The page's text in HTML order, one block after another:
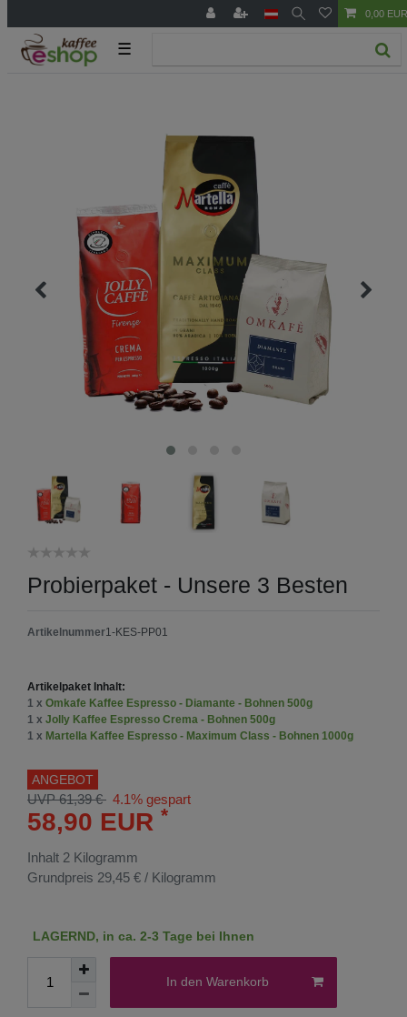
0,00 EUR
☰
Probierpaket - Unsere 3 Besten
Artikelnummer1-KES-PP01
Artikelpaket Inhalt:
1 x Omkafe Kaffee Espresso - Diamante - Bohnen 500g
1 x Jolly Kaffee Espresso Crema - Bohnen 500g
1 x Martella Kaffee Espresso - Maximum Class - Bohnen 1000g
ANGEBOT
UVP 61,39 € 4.1% gespart
58,90 EUR *
Inhalt 2 Kilogramm
Grundpreis 29,45 € / Kilogramm
LAGERND, in ca. 2-3 Tage bei Ihnen
In den Warenkorb